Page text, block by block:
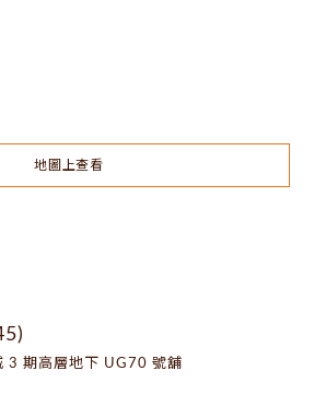
地圖上查看
3 期高層地下 UG70 號舖